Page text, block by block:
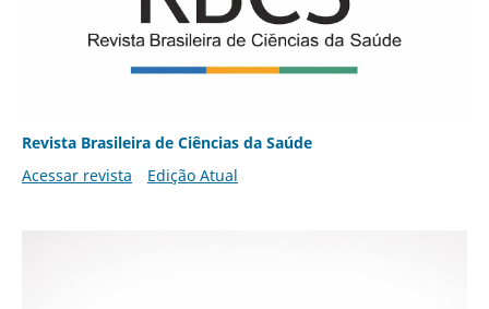
Revista Brasileira de Ciências da Saúde
Acessar revista
Edição Atual